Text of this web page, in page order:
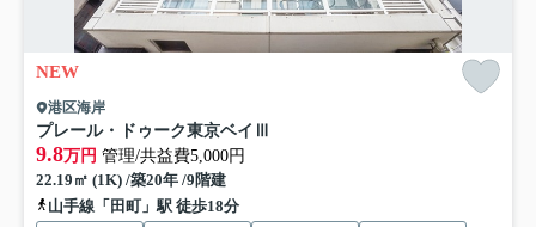
NEW
港区海岸
プレール・ドゥーク東京ベイⅢ
9.8万円 管理/共益費5,000円
22.19㎡ (1K) /築20年 /9階建
山手線「田町」駅 徒歩18分